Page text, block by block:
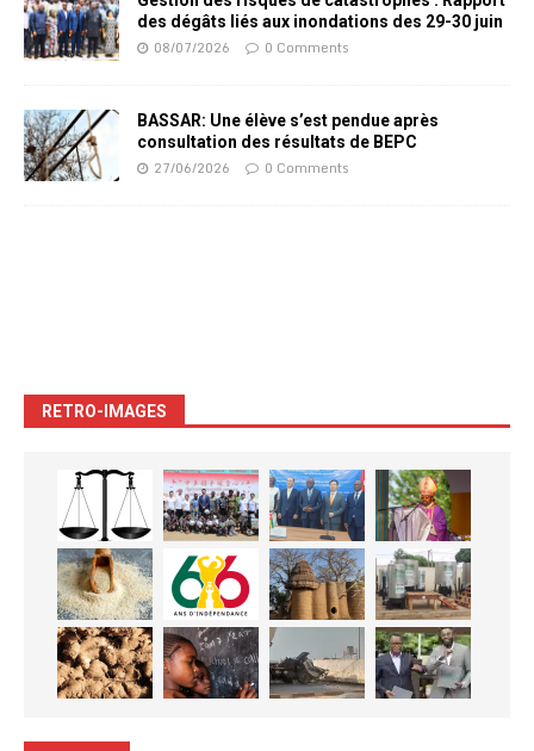
des dégâts liés aux inondations des 29-30 juin
08/07/2026 0 Comments
BASSAR: Une élève s’est pendue après
consultation des résultats de BEPC
27/06/2026 0 Comments
RETRO-IMAGES